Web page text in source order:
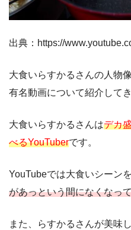
出典：https://
大食いらすかるさんの人物
有名動画について紹介してき
大食いらすかるさんはデカ
べるYouTuberです。
YouTubeでは大食いシーン
があっという間になくなっ
また、らすかるさんが美味